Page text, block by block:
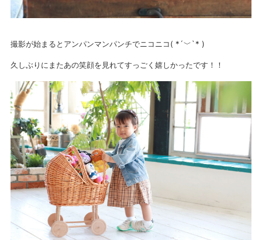
撮影が始まるとアンパンマンパンチでニコニコ( *´﹀`* )
久しぶりにまたあの笑顔を見れてすっごく嬉しかったです！！